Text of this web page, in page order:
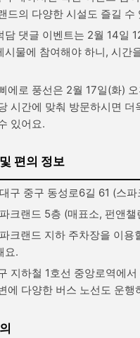
드의 다양한 시설도 즐길 수
담 댓글 이벤트는 2월 14일
시물에 참여해야 하니, 시간
에로 풍선은 2월 17일(화)
시간에 맞춰 방문하시면 더
있어요.
편의 정보
대구 중구 동성로6길 61 (스파
크랜드 5층 (매표소, 펀앤챌
크랜드 지하 주차장을 이용
요.
지하철 1호선 중앙로역에서
에 다양한 버스 노선도 운행